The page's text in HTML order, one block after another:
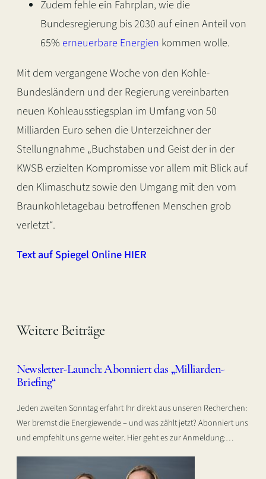
Zudem fehle ein Fahrplan, wie die
Bundesregierung bis 2030 auf einen Anteil von
65% erneuerbare Energien kommen wolle.
Mit dem vergangene Woche von den Kohle-
Bundesländern und der Regierung vereinbarten
neuen Kohleausstiegsplan im Umfang von 50
Milliarden Euro sehen die Unterzeichner der
Stellungnahme „Buchstaben und Geist der in der
KWSB erzielten Kompromisse vor allem mit Blick auf
den Klimaschutz sowie den Umgang mit den vom
Braunkohletagebau betroffenen Menschen grob
verletzt“.
Text auf Spiegel Online HIER
Weitere Beiträge
Newsletter-Launch: Abonniert das „Milliarden-
Briefing“
Jeden zweiten Sonntag erfahrt Ihr direkt aus unseren Recherchen:
Wer bremst die Energiewende – und was zählt jetzt? Abonniert uns
und empfehlt uns gerne weiter. Hier geht es zur Anmeldung:…